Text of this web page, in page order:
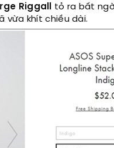
Riggall
tỏ ra bất
vừa khít chiều dài.